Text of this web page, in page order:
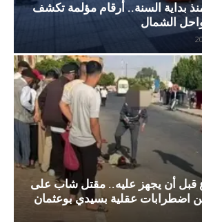
قتيلا منذ بداية السنة.. أرقام مؤلمة تكشف
الشمال
قبل أن يجهز عليه.. مقتل شاب على
اضطرابات عقلية بسيدي بوعثمان